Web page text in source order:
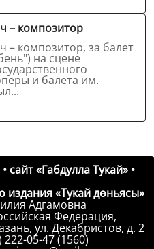
– композитор
– композитор, за балет
на сцене
и балета им.
«Габдулла Тукай» •
издания «Тукай дөньясы»
Адгамовна
Федерация,
ул. Декабристов, д. 2
222-05-47 (1560)